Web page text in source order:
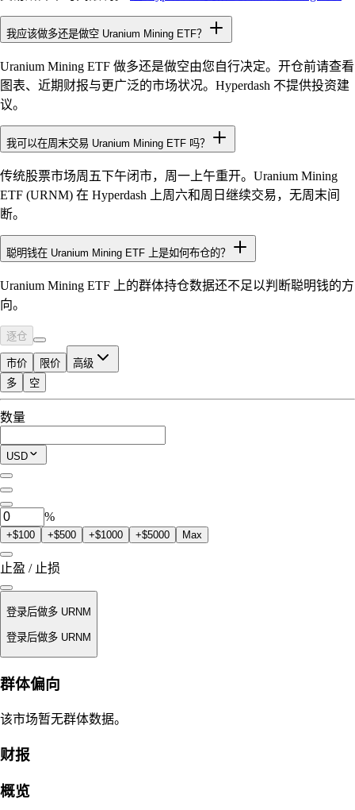
我应该做多还是做空 Uranium Mining ETF？
Uranium Mining ETF 做多还是做空由您自行决定。开仓前请查看
图表、近期财报与更广泛的市场状况。Hyperdash 不提供投资建
议。
我可以在周末交易 Uranium Mining ETF 吗？
传统股票市场周五下午闭市，周一上午重开。Uranium Mining
ETF (URNM) 在 Hyperdash 上周六和周日继续交易，无周末间
断。
聪明钱在 Uranium Mining ETF 上是如何布仓的？
Uranium Mining ETF 上的群体持仓数据还不足以判断聪明钱的方
向。
逐仓
市价 限价 高级
可交易额度
$0.00
当前仓位
0 URNM
多 空
数量
USD
%
+$100 +$500 +$1000 +$5000 Max
止盈 / 止损
登录后做多 URNM
登录后做多 URNM
强平价
不适用
订单价值
群体偏向
该市场暂无群体数据。
财报
概览